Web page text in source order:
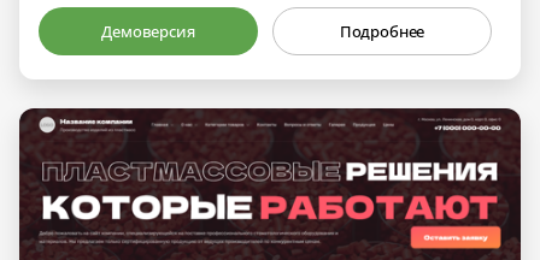
Демоверсия Подробнее